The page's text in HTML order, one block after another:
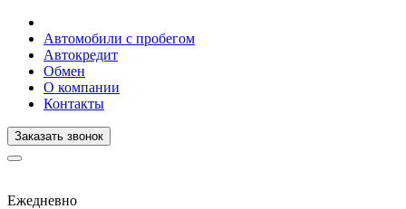
Автомобили с пробегом
Автокредит
Обмен
О компании
Контакты
Заказать звонок
Ежедневно